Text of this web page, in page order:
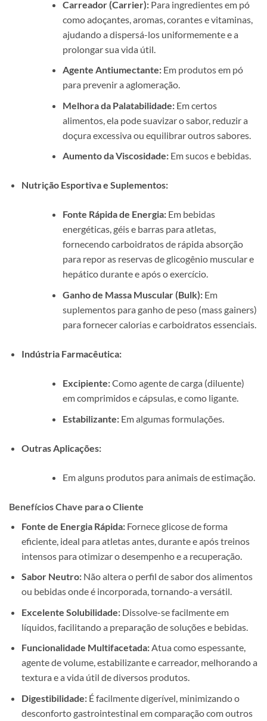
Carreador (Carrier):Para ingredientes em pó
como adoçantes, aromas, corantes e vitaminas,
ajudando a dispersá-los uniformemente e a
prolongar sua vida útil.
Agente Antiumectante:Em produtos em pó
para prevenir a aglomeração.
Melhora da Palatabilidade:Em certos
alimentos, ela pode suavizar o sabor, reduzir a
doçura excessiva ou equilibrar outros sabores.
Aumento da Viscosidade:Em sucos e bebidas.
Nutrição Esportiva e Suplementos:
Fonte Rápida de Energia:Em bebidas
energéticas, géis e barras para atletas,
fornecendo carboidratos de rápida absorção
para repor as reservas de glicogênio muscular e
hepático durante e após o exercício.
Ganho de Massa Muscular (Bulk):Em
suplementos para ganho de peso (mass gainers)
para fornecer calorias e carboidratos essenciais.
Indústria Farmacêutica:
Excipiente:Como agente de carga (diluente)
em comprimidos e cápsulas, e como ligante.
Estabilizante:Em algumas formulações.
Outras Aplicações:
Em alguns produtos para animais de estimação.
Benefícios Chave para o Cliente
Fonte de Energia Rápida:Fornece glicose de forma
eficiente, ideal para atletas antes, durante e após treinos
intensos para otimizar o desempenho e a recuperação.
Sabor Neutro:Não altera o perfil de sabor dos alimentos
ou bebidas onde é incorporada, tornando-a versátil.
Excelente Solubilidade:Dissolve-se facilmente em
líquidos, facilitando a preparação de soluções e bebidas.
Funcionalidade Multifacetada:Atua como espessante,
agente de volume, estabilizante e carreador, melhorando a
textura e a vida útil de diversos produtos.
Digestibilidade:É facilmente digerível, minimizando o
desconforto gastrointestinal em comparação com outros